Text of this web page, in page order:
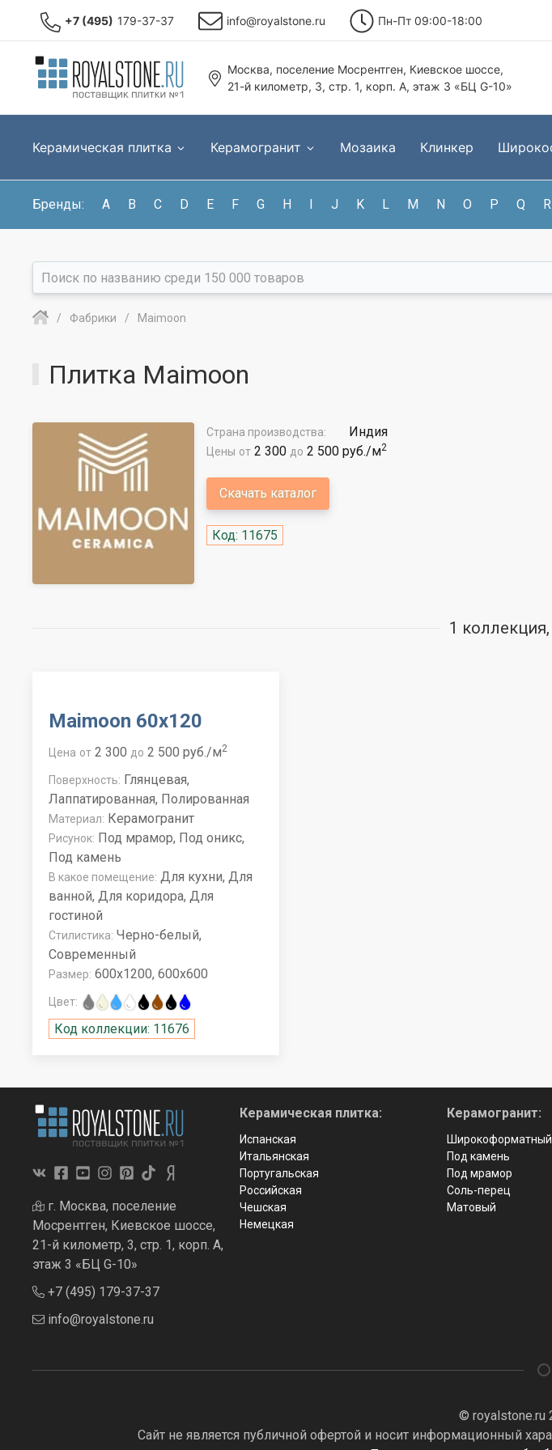
+7 (495) 179-37-37 info@royalstone.ru Пн-Пт 09:00-18:00
Москва, поселение Мосрентген, Киевское шоссе,
21-й километр, 3, стр. 1, корп. А, этаж 3 «БЦ G-10»
Керамическая плитка Керамогранит Мозаика Клинкер
Бренды: A B C D E F G H I J K L M N O P Q R
Фабрики Maimoon
Плитка Maimoon
Страна производства: Индия
Цены от 2 300 до 2 500 руб./м2
Скачать каталог
Код: 11675
1
Maimoon 60x120
Цена от 2 300 до 2 500 руб./м2
Поверхность: Глянцевая,
Лаппатированная, Полированная
Материал: Керамогранит
Рисунок: Под мрамор, Под оникс,
Под камень
В какое помещение: Для кухни, Для
ванной, Для коридора, Для
гостиной
Стилистика: Черно-белый,
Современный
Размер: 600x1200, 600x600
Цвет:
Код коллекции: 11676
г. Москва, поселение
Мосрентген, Киевское шоссе,
21-й километр, 3, стр. 1, корп. А,
этаж 3 «БЦ G-10»
+7 (495) 179-37-37
info@royalstone.ru
Керамическая плитка:
Испанская
Итальянская
Португальская
Российская
Чешская
Немецкая
Керамогранит:
Широкоформатный
Под камень
Под мрамор
Соль-перец
Матовый
© royalstone.ru
Сайт не является публичной офертой и носит информационный